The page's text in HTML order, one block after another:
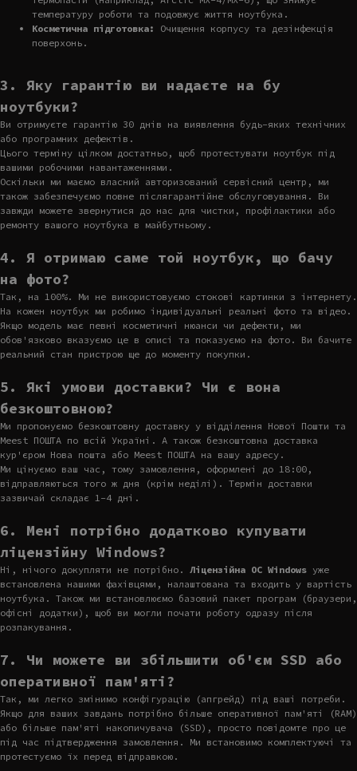
температуру роботи та подовжує життя ноутбука.
Косметична підготовка:
Очищення корпусу та дезінфекція
поверхонь.
3. Яку гарантію ви надаєте на бу
ноутбуки?
Ви отримуєте гарантію 30 днів на виявлення будь-яких технічних
або програмних дефектів.
Цього терміну цілком достатньо, щоб протестувати ноутбук під
вашими робочими навантаженнями.
Оскільки ми маємо власний авторизований сервісний центр, ми
також забезпечуємо повне післягарантійне обслуговування. Ви
завжди можете звернутися до нас для чистки, профілактики або
ремонту вашого ноутбука в майбутньому.
4. Я отримаю саме той ноутбук, що бачу
на фото?
Так, на 100%. Ми не використовуємо стокові картинки з інтернету.
На кожен ноутбук ми робимо індивідуальні реальні фото та відео.
Якщо модель має певні косметичні нюанси чи дефекти, ми
обов'язково вказуємо це в описі та показуємо на фото. Ви бачите
реальний стан пристрою ще до моменту покупки.
5. Які умови доставки? Чи є вона
безкоштовною?
Ми пропонуємо безкоштовну доставку у відділення Нової Пошти та
Meest ПОШТА по всій Україні. А також безкоштовна доставка
кур'єром Нова пошта або Meest ПОШТА на вашу адресу.
Ми цінуємо ваш час, тому замовлення, оформлені до 18:00,
відправляються того ж дня (крім неділі). Термін доставки
зазвичай складає 1-4 дні.
6. Мені потрібно додатково купувати
ліцензійну Windows?
Ні, нічого докупляти не потрібно. Ліцензійна ОС Windows уже
встановлена нашими фахівцями, налаштована та входить у вартість
ноутбука. Також ми встановлюємо базовий пакет програм (браузери,
офісні додатки), щоб ви могли почати роботу одразу після
розпакування.
7. Чи можете ви збільшити об'єм SSD або
оперативної пам'яті?
Так, ми легко змінимо конфігурацію (апгрейд) під ваші потреби.
Якщо для ваших завдань потрібно більше оперативної пам'яті (RAM)
або більше пам'яті накопичувача (SSD), просто повідомте про це
під час підтвердження замовлення. Ми встановимо комплектуючі та
протестуємо їх перед відправкою.